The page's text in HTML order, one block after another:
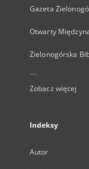
Gazeta
Otwarty
Zielonogórska
...
Zobacz więcej
Indeksy
Autor